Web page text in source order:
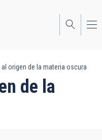
al origen de la materia oscura
de la